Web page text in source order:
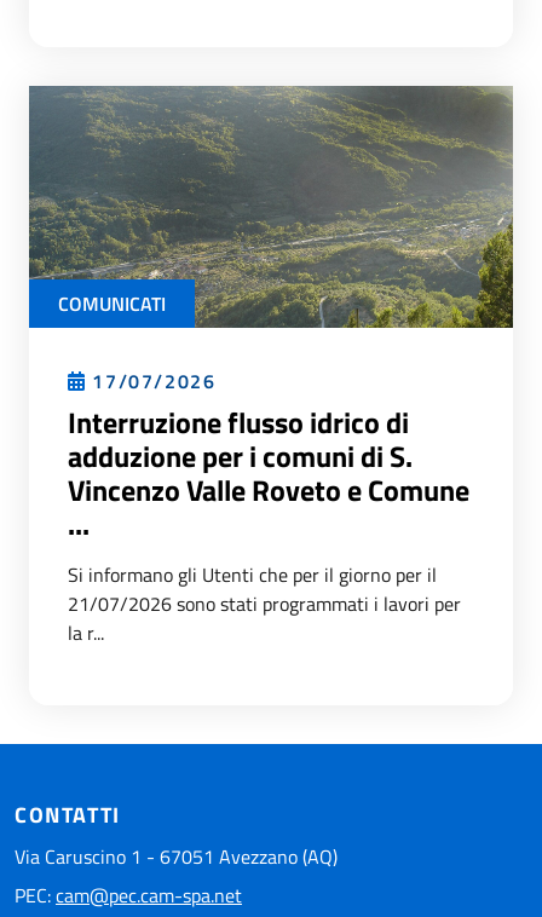
COMUNICATI
17/07/2026
Interruzione flusso idrico di
adduzione per i comuni di S.
Vincenzo Valle Roveto e Comune
...
Si informano gli Utenti che per il giorno per il
21/07/2026 sono stati programmati i lavori per
la r...
CONTATTI
Via Caruscino 1 - 67051 Avezzano (AQ)
PEC:cam@pec.cam-spa.net